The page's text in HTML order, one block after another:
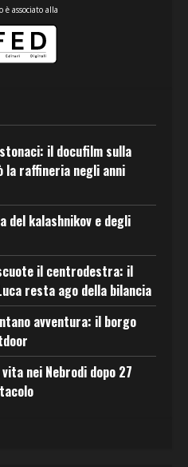
è associato alla
il docufilm sulla
raffineria negli anni
del kalashnikov e degli
il centrodestra: il
resta ago della bilancia
avventura: il borgo
nei Nebrodi dopo 27